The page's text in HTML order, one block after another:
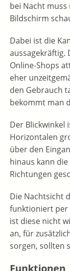
bei Nacht muss
Bildschirm
Dabei ist die
aussagekräftig.
Online-Shops
eher
den Gebrauch
bekommt man
Der Blickwinkel
Horizontalen
über den
hinaus kann
Richtungen
Die Nachtsicht
funktioniert per
ist diese nicht
an, für
sorgen, sollten